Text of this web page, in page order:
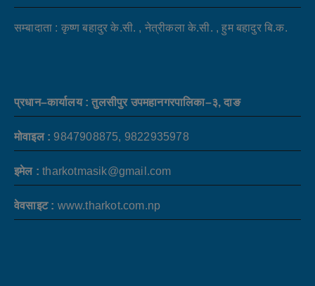
सम्बादाता : कृष्ण बहादुर के.सी. , नेत्रीकला के.सी. , हुम बहादुर बि.क.
प्रधान–कार्यालय : तुलसीपुर उपमहानगरपालिका–३, दाङ
मोवाइल : 9847908875, 9822935978
इमेल :tharkotmasik@gmail.com
वेवसाइट : www.tharkot.com.np